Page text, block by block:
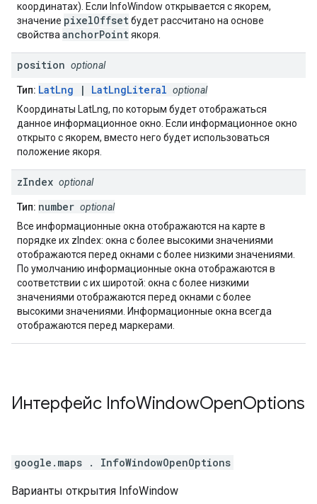
координатах). Если InfoWindow открывается с якорем,
значение pixelOffsetбудет рассчитано на основе
свойства anchorPointякоря.
position optional
Тип: LatLng | LatLngLiteral optional
Координаты LatLng, по которым будет отображаться
данное информационное окно. Если информационное окно
открыто с якорем, вместо него будет использоваться
положение якоря.
zIndex optional
Тип: number optional
Все информационные окна отображаются на карте в
порядке их zIndex: окна с более высокими значениями
отображаются перед окнами с более низкими значениями.
По умолчанию информационные окна отображаются в
соответствии с их широтой: окна с более низкими
значениями отображаются перед окнами с более
высокими значениями. Информационные окна всегда
отображаются перед маркерами.
Интерфейс InfoWindowOpenOptions
google.maps . InfoWindowOpenOptions
Варианты открытия InfoWindow